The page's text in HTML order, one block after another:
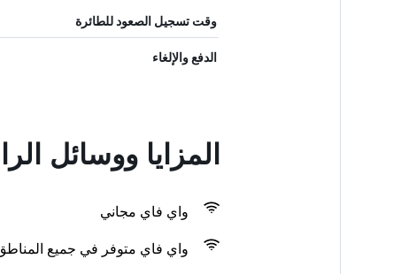
وقت تسجيل الصعود للطائرة
الدفع والإلغاء
المزايا ووسائل
واي فاي مجاني
واي فاي متوفر في جميع